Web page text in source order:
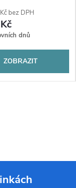
bez DPH
dnů
ZOBRAZIT